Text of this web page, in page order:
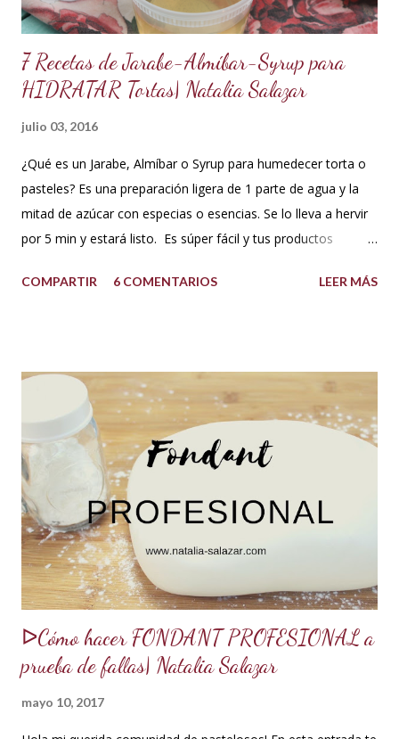
y...
7 Recetas de Jarabe-Almíbar-Syrup para
HIDRATAR Tortas| Natalia Salazar
julio 03, 2016
¿Qué es un Jarabe, Almíbar o Syrup para humedecer torta o
pasteles? Es una preparación ligera de 1 parte de agua y la
mitad de azúcar con especias o esencias. Se lo lleva a hervir
por 5 min y estará listo. Es súper fácil y tus productos
USOS: Siempre que hacemos una torta cubierta
porque el producto estaba muy seco al salir del horno o
porque la receta era básica como suelen ser los bizcochuelos
de batido liviano como el Genovés, Angel cake, etc. Así tus
tortas y pasteles te quedarán húmedos y mucho más
sabrosos. Los jarabes pueden ser de diferentes sabores, de
acuerdo a los ingredientes que usemos. Aquí te comparto
una...
COMPARTIR 6 COMENTARIOS LEER MÁS
ᐅCómo hacer FONDANT PROFESIONAL a
prueba de fallas| Natalia Salazar
mayo 10, 2017